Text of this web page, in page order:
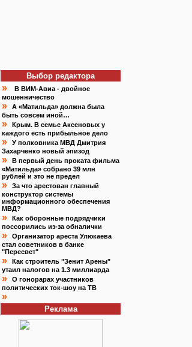
Выбор редактора
»
В ВИМ-Авиа - двойное
мошенничество
»
А «Матильда» должна была
быть совсем иной…
»
Крым. В семье Аксеновых у
каждого есть прибыльное дело
»
У полковника МВД Дмитрия
Захарченко новый эпизод
»
В первый день проката фильма
«Матильда» собрано 39 млн
рублей и это не предел
»
За что арестован главный
конструктор системы
информационного обеспечения
МВД?
»
Как оборонные подрядчики
поссорились из-за обналички
»
Организатор ареста Улюкаева
стал советников в банке
"Пересвет"
»
Как строитель "Зенит Арены"
утаил налогов на 1.3 миллиарда
»
О гонорарах участников
политических ток-шоу на ТВ
»
Реклама